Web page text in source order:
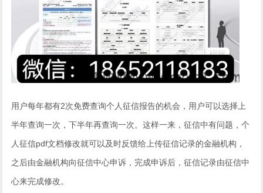
用户每年都有2次免费查询个人征信报告的机会，用户可以选择上
半年查询一次，下半年再查询一次。这样一来，征信中有问题，个
人征信pdf文档修改就可以及时反馈给上传征信记录的金融机构，
之后由金融机构向征信中心申诉，完成申诉后，征信记录由征信中
心来完成修改。